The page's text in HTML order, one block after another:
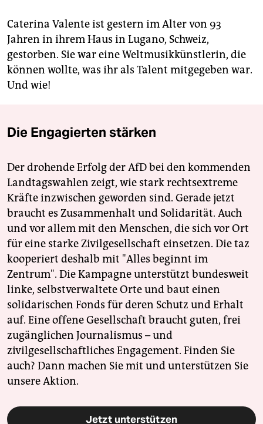
Caterina Valente ist gestern im Alter von 93
Jahren in ihrem Haus in Lugano, Schweiz,
gestorben. Sie war eine Weltmusikkünstlerin, die
können wollte, was ihr als Talent mitgegeben war.
Und wie!
Die Engagierten stärken
Der drohende Erfolg der AfD bei den kommenden
Landtagswahlen zeigt, wie stark rechtsextreme
Kräfte inzwischen geworden sind. Gerade jetzt
braucht es Zusammenhalt und Solidarität. Auch
und vor allem mit den Menschen, die sich vor Ort
für eine starke Zivilgesellschaft einsetzen. Die taz
kooperiert deshalb mit "Alles beginnt im
Zentrum". Die Kampagne unterstützt bundesweit
linke, selbstverwaltete Orte und baut einen
solidarischen Fonds für deren Schutz und Erhalt
auf. Eine offene Gesellschaft braucht guten, frei
zugänglichen Journalismus – und
zivilgesellschaftliches Engagement. Finden Sie
auch? Dann machen Sie mit und unterstützen Sie
unsere Aktion.
Jetzt unterstützen